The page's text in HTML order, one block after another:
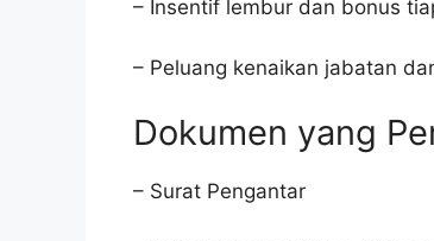
– Insentif lembur dan bonus
– Peluang kenaikan jabatan
Dokumen yang
– Surat Pengantar